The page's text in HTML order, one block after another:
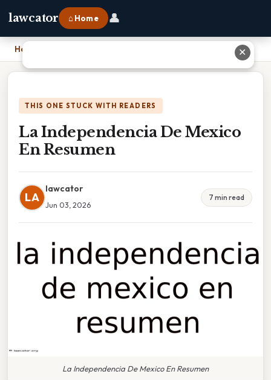
lawcator ⌂ Home 👤
Home
THIS ONE STUCK WITH READERS
La Independencia De Mexico
En Resumen
LA
lawcator
Jun 03, 2026
7 min read
La Independencia De Mexico En Resumen
✕